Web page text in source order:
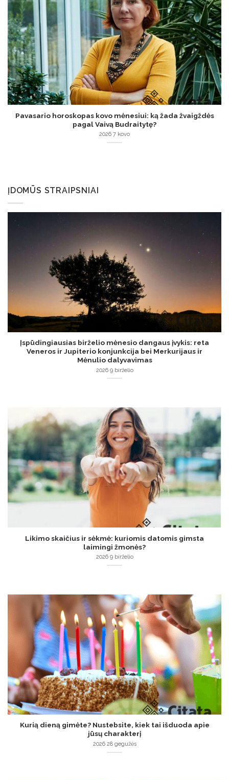
Pavasario horoskopas kovo mėnesiui: ką žada žvaigždės
pagal Vaivą Budraitytę?
2026 7 kovo
ĮDOMŪS STRAIPSNIAI
Įspūdingiausias birželio mėnesio dangaus įvykis: reta
Veneros ir Jupiterio konjunkcija bei Merkurijaus ir
Mėnulio dalyvavimas
2026 9 birželio
Likimo skaičius ir sėkmė: kuriomis datomis gimsta
laimingi žmonės?
2026 9 birželio
Kurią dieną gimėte? Nustebsite, kiek tai išduoda apie
jūsų charakterį
2026 28 gegužės